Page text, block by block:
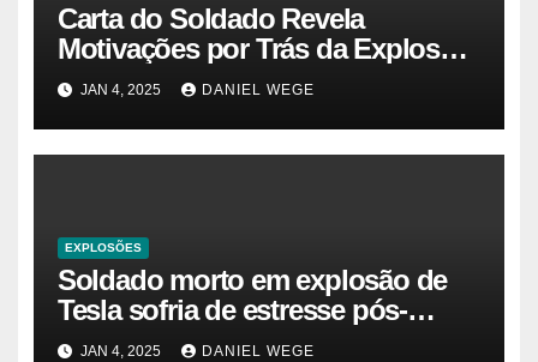
Carta do Soldado Revela
Motivações por Trás da Explosão
do Cybertruck em Las Vegas –
Gazeta Brasil
JAN 4, 2025 DANIEL WEGE
EXPLOSÕES
Soldado morto em explosão de
Tesla sofria de estresse pós-
traumático e temia ‘colapso’ dos
JAN 4, 2025 DANIEL WEGE